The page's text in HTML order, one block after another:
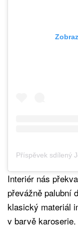
Interiér nás
převážně palubní
klasický materiál
v barvě